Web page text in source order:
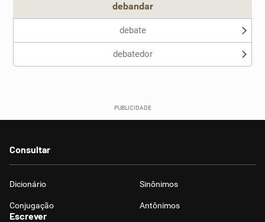
debandar
debate
debatedor
Consultar
Dicionário Sinônimos
Conjugação Antônimos
Escrever